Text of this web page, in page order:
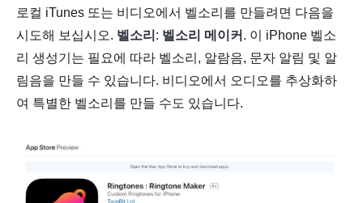
로컬 iTunes 또는 비디오에서 벨소리를 만들려면 다음을
시도해 보십시오. 벨소리 : 벨소리 메이커 . 이 iPhone 벨소
리 생성기는 필요에 따라 벨소리, 알람음, 문자 알림 및 알
림음을 만들 수 있습니다. 비디오에서 오디오를 추상화하
여 특별한 벨소리를 만들 수도 있습니다.